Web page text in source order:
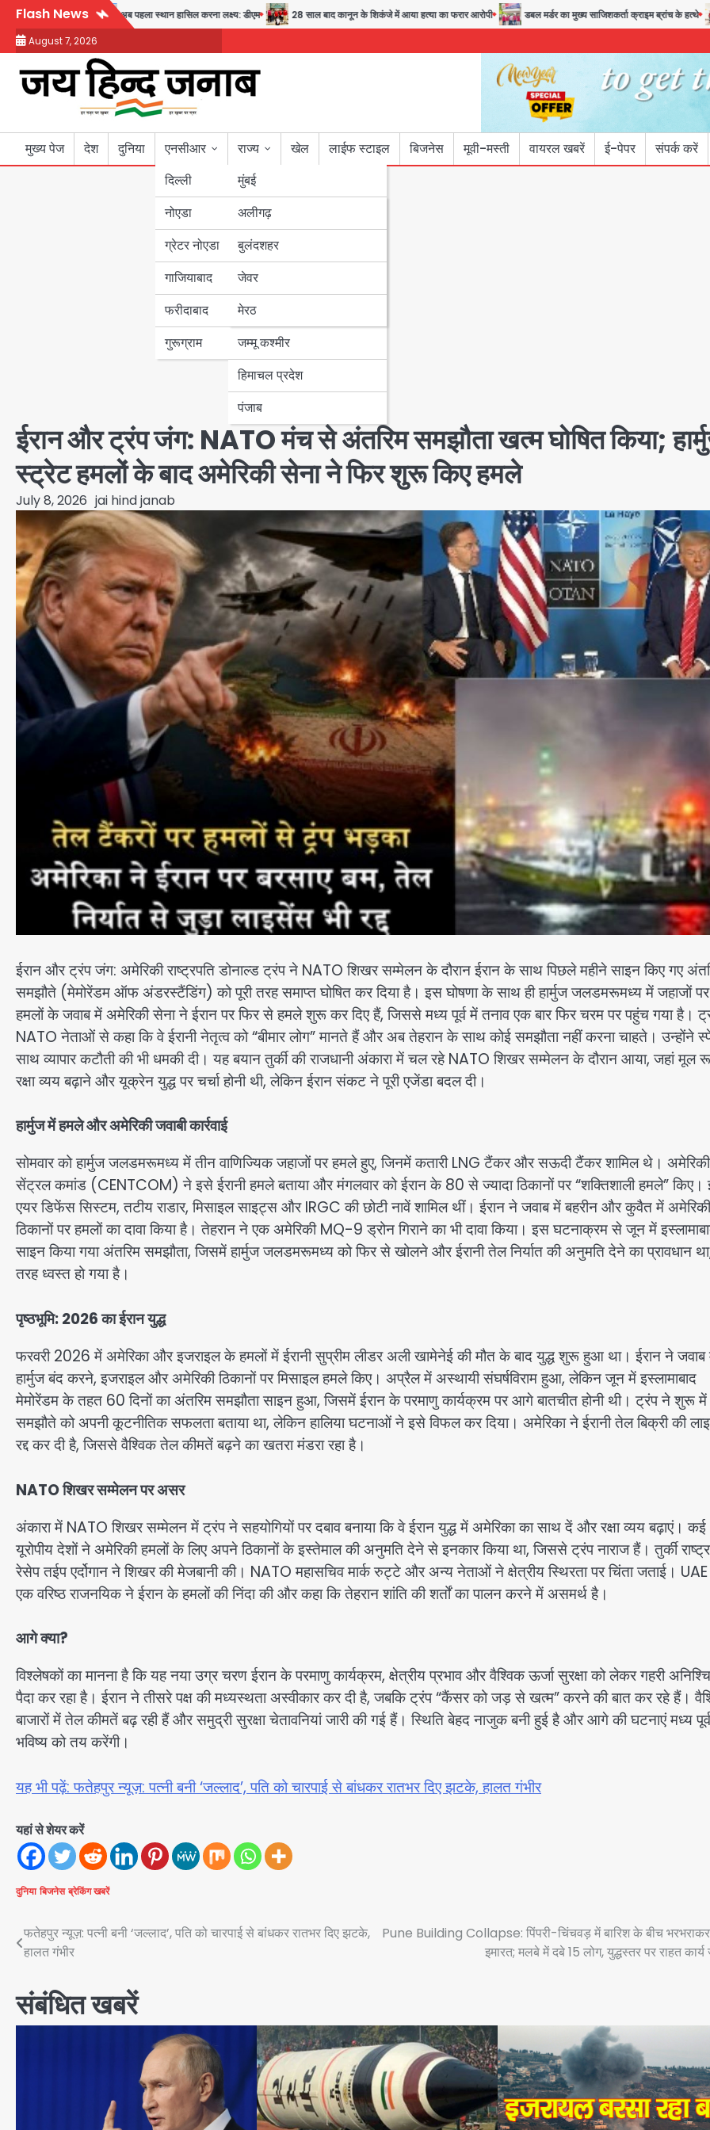
Skip
content
Flash News
सुरक्षा का संदेश अब पहला स्थान हासिल करना लक्ष्य: डीएम 28 साल बाद कानून के शिकंजे में आया हत्या का फरार आरोपी डबल मर्डर का मुख्य साजिशकर्ता क्राइम ब्रांच के हत्थे
August 7, 2026
मुख्य पेज देश दुनिया
एनसीआर
दिल्ली
नोएडा
ग्रेटर नोएडा
गाजियाबाद
फरीदाबाद
गुरूग्राम
राज्य
मुंबई
उत्तर प्रदेश
अलीगढ़
बुलंदशहर
जेवर
मेरठ
बिहार
पंजाब
हरियाणा
जम्मू कश्मीर
हिमाचल प्रदेश
पंजाब
खेल लाईफ स्टाइल बिजनेस मूवी-मस्ती वायरल खबरें ई-पेपर संपर्क करें
ईरान और ट्रंप जंग: NATO मंच से अंतरिम समझौता खत्म घोषित किया;
स्ट्रेट हमलों के बाद अमेरिकी सेना ने फिर शुरू किए हमले
July 8, 2026 jai hind janab
ईरान और ट्रंप जंग: अमेरिकी राष्ट्रपति डोनाल्ड ट्रंप ने NATO शिखर सम्मेलन के दौरान ईरान के साथ पिछले महीने साइन किए गए
समझौते (मेमोरेंडम ऑफ अंडरस्टैंडिंग) को पूरी तरह समाप्त घोषित कर दिया है। इस घोषणा के साथ ही हार्मुज जलडमरूमध्य में जहाजों
हमलों के जवाब में अमेरिकी सेना ने ईरान पर फिर से हमले शुरू कर दिए हैं, जिससे मध्य पूर्व में तनाव एक बार फिर चरम पर पहुंच गया है।
NATO नेताओं से कहा कि वे ईरानी नेतृत्व को “बीमार लोग” मानते हैं और अब तेहरान के साथ कोई समझौता नहीं करना चाहते। उन्होंने
साथ व्यापार कटौती की भी धमकी दी। यह बयान तुर्की की राजधानी अंकारा में चल रहे NATO शिखर सम्मेलन के दौरान आया, जहां मूल
रक्षा व्यय बढ़ाने और यूक्रेन युद्ध पर चर्चा होनी थी, लेकिन ईरान संकट ने पूरी एजेंडा बदल दी।
हार्मुज में हमले और अमेरिकी जवाबी कार्रवाई
सोमवार को हार्मुज जलडमरूमध्य में तीन वाणिज्यिक जहाजों पर हमले हुए, जिनमें कतारी LNG टैंकर और सऊदी टैंकर शामिल थे। अमेरिकी
सेंट्रल कमांड (CENTCOM) ने इसे ईरानी हमले बताया और मंगलवार को ईरान के 80 से ज्यादा ठिकानों पर “शक्तिशाली हमले” किए।
एयर डिफेंस सिस्टम, तटीय राडार, मिसाइल साइट्स और IRGC की छोटी नावें शामिल थीं। ईरान ने जवाब में बहरीन और कुवैत में अमेरिकी
ठिकानों पर हमलों का दावा किया है। तेहरान ने एक अमेरिकी MQ-9 ड्रोन गिराने का भी दावा किया। इस घटनाक्रम से जून में
साइन किया गया अंतरिम समझौता, जिसमें हार्मुज जलडमरूमध्य को फिर से खोलने और ईरानी तेल निर्यात की अनुमति देने का प्रावधान
तरह ध्वस्त हो गया है।
पृष्ठभूमि: 2026 का ईरान युद्ध
फरवरी 2026 में अमेरिका और इजराइल के हमलों में ईरानी सुप्रीम लीडर अली खामेनेई की मौत के बाद युद्ध शुरू हुआ था। ईरान ने जवाब
हार्मुज बंद करने, इजराइल और अमेरिकी ठिकानों पर मिसाइल हमले किए। अप्रैल में अस्थायी संघर्षविराम हुआ, लेकिन जून में इस्लामाबाद
मेमोरेंडम के तहत 60 दिनों का अंतरिम समझौता साइन हुआ, जिसमें ईरान के परमाणु कार्यक्रम पर आगे बातचीत होनी थी। ट्रंप ने शुरू
समझौते को अपनी कूटनीतिक सफलता बताया था, लेकिन हालिया घटनाओं ने इसे विफल कर दिया। अमेरिका ने ईरानी तेल बिक्री की
रद्द कर दी है, जिससे वैश्विक तेल कीमतें बढ़ने का खतरा मंडरा रहा है।
NATO शिखर सम्मेलन पर असर
अंकारा में NATO शिखर सम्मेलन में ट्रंप ने सहयोगियों पर दबाव बनाया कि वे ईरान युद्ध में अमेरिका का साथ दें और रक्षा व्यय बढ़ाएं। कई
यूरोपीय देशों ने अमेरिकी हमलों के लिए अपने ठिकानों के इस्तेमाल की अनुमति देने से इनकार किया था, जिससे ट्रंप नाराज हैं। तुर्की
रेसेप तईप एर्दोगान ने शिखर की मेजबानी की। NATO महासचिव मार्क रुट्टे और अन्य नेताओं ने क्षेत्रीय स्थिरता पर चिंता जताई।
एक वरिष्ठ राजनयिक ने ईरान के हमलों की निंदा की और कहा कि तेहरान शांति की शर्तों का पालन करने में असमर्थ है।
आगे क्या?
विश्लेषकों का मानना है कि यह नया उग्र चरण ईरान के परमाणु कार्यक्रम, क्षेत्रीय प्रभाव और वैश्विक ऊर्जा सुरक्षा को लेकर गहरी
पैदा कर रहा है। ईरान ने तीसरे पक्ष की मध्यस्थता अस्वीकार कर दी है, जबकि ट्रंप “कैंसर को जड़ से खत्म” करने की बात कर रहे हैं।
बाजारों में तेल कीमतें बढ़ रही हैं और समुद्री सुरक्षा चेतावनियां जारी की गई हैं। स्थिति बेहद नाजुक बनी हुई है और आगे की घटनाएं मध्य
भविष्य को तय करेंगी।
यह भी पढ़ें: फतेहपुर न्यूज़: पत्नी बनी ‘जल्लाद’, पति को चारपाई से बांधकर रातभर दिए झटके, हालत गंभीर
यहां से शेयर करें
दुनिया बिजनेस ब्रेकिंग खबरें
Post
navigation
फतेहपुर न्यूज़: पत्नी बनी ‘जल्लाद’, पति को चारपाई से बांधकर रातभर दिए झटके,
हालत गंभीर
Pune Building Collapse: पिंपरी-चिंचवड़ में बारिश के बीच भरभराकर
इमारत; मलबे में दबे 15 लोग, युद्धस्तर पर राहत कार्य
संबंधित खबरें